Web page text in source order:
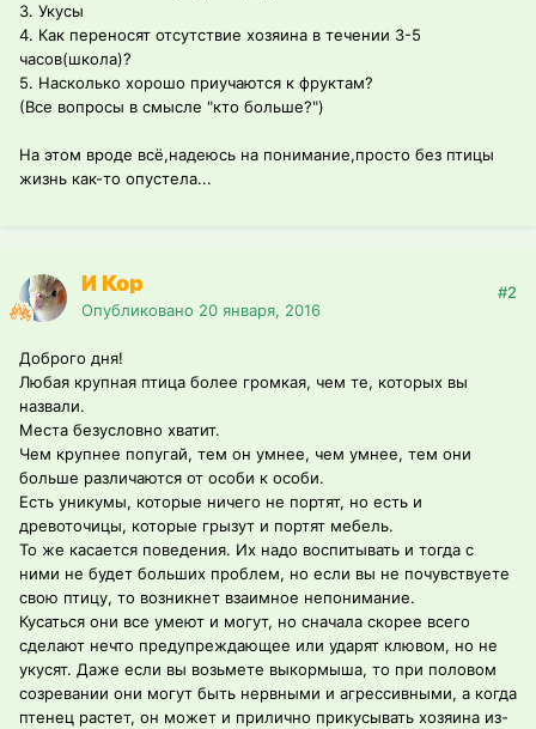
3. Укусы
4. Как переносят отсутствие хозяина в течении 3-5
часов(школа)?
5. Насколько хорошо приучаются к фруктам?
(Все вопросы в смысле "кто больше?")
На этом вроде всё,надеюсь на понимание,просто без птицы
жизнь как-то опустела...
И Кор
Опубликовано 20 января, 2016
#2
Доброго дня!
Любая крупная птица более громкая, чем те, которых вы
назвали.
Места безусловно хватит.
Чем крупнее попугай, тем он умнее, чем умнее, тем они
больше различаются от особи к особи.
Есть уникумы, которые ничего не портят, но есть и
древоточицы, которые грызут и портят мебель.
То же касается поведения. Их надо воспитывать и тогда с
ними не будет больших проблем, но если вы не почувствуете
свою птицу, то возникнет взаимное непонимание.
Кусаться они все умеют и могут, но сначала скорее всего
сделают нечто предупреждающее или ударят клювом, но не
укусят. Даже если вы возьмете выкормыша, то при половом
созревании они могут быть нервными и агрессивными, а когда
птенец растет, он может и прилично прикусывать хозяина из-